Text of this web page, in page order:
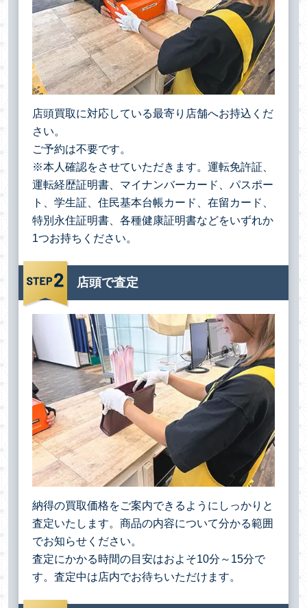
店頭買取に対応している最寄り店舗へお持込くだ
さい。
ご予約は不要です。
※本人確認をさせていただきます。運転免許証、
運転経歴証明書、マイナンバーカード、パスポー
ト、学生証、住民基本台帳カード、在留カード、
特別永住証明書、各種健康証明書などをいずれか
1つお持ちください。
店頭で査定
納得の買取価格をご案内できるようにしっかりと
査定いたします。商品の内容について分かる範囲
でお知らせください。
査定にかかる時間の目安はおよそ10分～15分で
す。査定中は店内でお待ちいただけます。